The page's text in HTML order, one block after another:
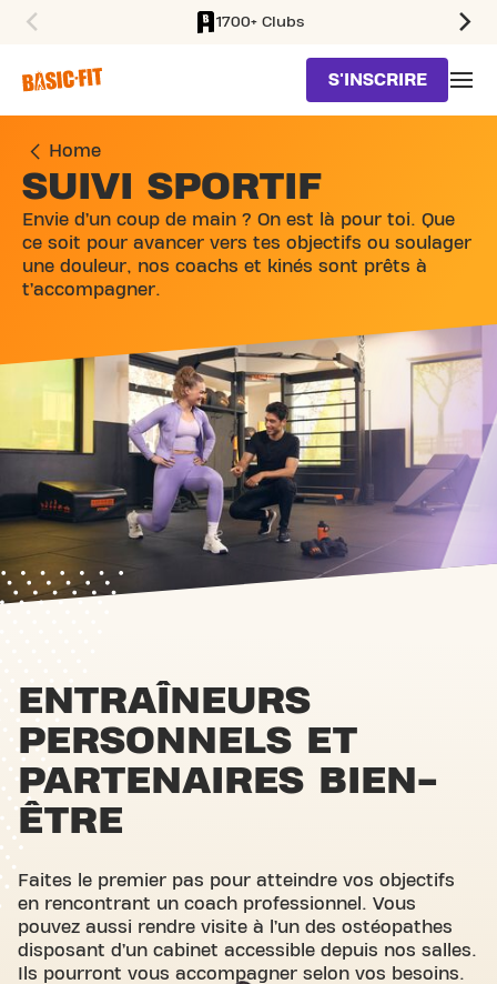
1700+ Clubs
S'INSCRIRE
Home
SUIVI SPORTIF
Envie d’un coup de main ? On est là pour toi. Que
ce soit pour avancer vers tes objectifs ou soulager
une douleur, nos coachs et kinés sont prêts à
t’accompagner.
ENTRAÎNEURS
PERSONNELS ET
PARTENAIRES BIEN-
ÊTRE
Faites le premier pas pour atteindre vos objectifs
en rencontrant un coach professionnel. Vous
pouvez aussi rendre visite à l’un des ostéopathes
disposant d’un cabinet accessible depuis nos salles.
Ils pourront vous accompagner selon vos besoins.